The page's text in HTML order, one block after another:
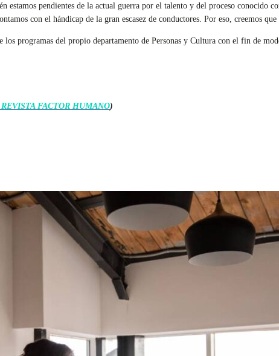
estamos pendientes de la actual guerra por el talento y del proceso conocido
con el hándicap de la gran escasez de conductores. Por eso, creemos
programas del propio departamento de Personas y Cultura con el fin de
FACTOR HUMANO)